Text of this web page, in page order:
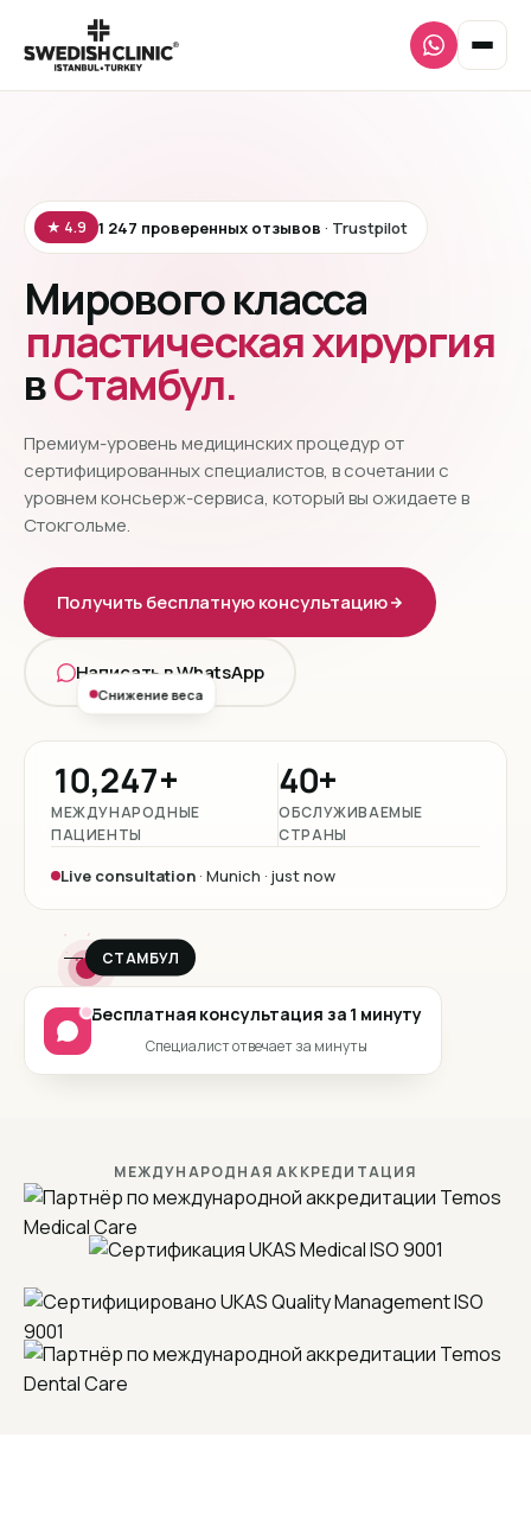
★ 4.9 1 247 проверенных отзывов · Trustpilot
Мирового класса
пластическая хирургия
вСтамбул.
Премиум-уровень медицинских процедур от
сертифицированных специалистов, в сочетании с
уровнем консьерж-сервиса, который вы ожидаете в
Стокгольме.
Получить бесплатную консультацию
Написать в WhatsApp
10,247+
МЕЖДУНАРОДНЫЕ
ПАЦИЕНТЫ
40+
ОБСЛУЖИВАЕМЫЕ
СТРАНЫ
Live consultation · Munich · just now
СТАМБУЛ
волос
Пластическая хирургия
Снижение веса
Бесплатная консультация за 1 минуту
Специалист отвечает за минуты
МЕЖДУНАРОДНАЯ АККРЕДИТАЦИЯ